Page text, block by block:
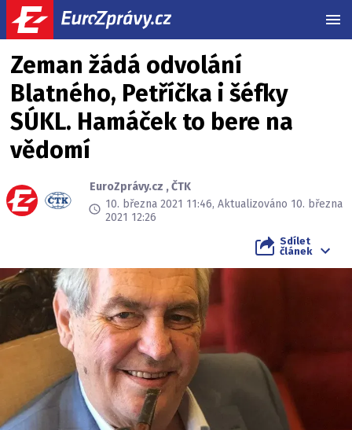
Zeman žádá odvolání
Blatného, Petříčka i šéfky
SÚKL. Hamáček to bere na
vědomí
EuroZprávy.cz ,ČTK
10. března 2021 11:46, Aktualizováno 10. března
2021 12:26
Sdílet
článek